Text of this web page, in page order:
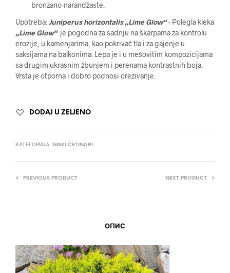
bronzano-narandžaste.
Upotreba:Juniperus horizontalis „Lime Glow“– Polegla kleka
„Lime Glow“ je pogodna za sadnju na škarpama za kontrolu
erozije, u kamenjarima, kao pokrivač tla i za gajenje u
saksijama na balkonima. Lepa je i u mešovitim kompozicijama
sa drugim ukrasnim žbunjem i perenama kontrastnih boja.
Vrsta je otporna i dobro podnosi orezivanje.
DODAJ U ZELJENO
КАТЕГОРИЈА: NISKI ČETINARI
PREVIOUS PRODUCT NEXT PRODUCT
ОПИС